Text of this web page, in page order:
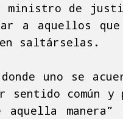
ministro de
a aquellos
saltárselas.
uno se
sentido común
aquella